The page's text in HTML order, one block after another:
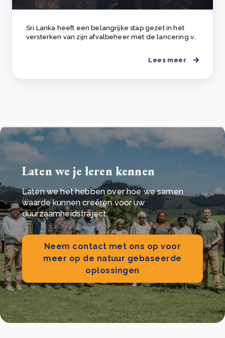
Sri Lanka heeft een belangrijke stap gezet in het
versterken van zijn afvalbeheer met de lancering v..
Lees meer
Laten we je leren kennen
Laten we het hebben over hoe we samen
waarde kunnen creëren voor uw
duurzaamheidstraject.
Neem contact met ons op voor
meer op de natuur gebaseerde
oplossingen